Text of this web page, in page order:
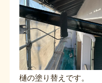
樋の塗り替えです。